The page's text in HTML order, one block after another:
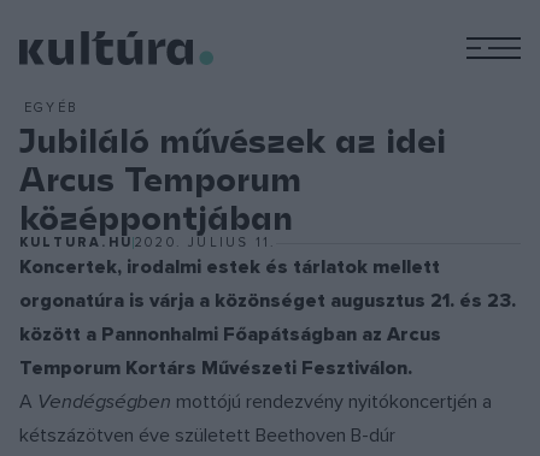
EGYÉB
Jubiláló művészek az idei
Arcus Temporum
középpontjában
KULTURA.HU 2020. JÚLIUS 11.
Koncertek, irodalmi estek és tárlatok mellett
orgonatúra is várja a közönséget augusztus 21. és 23.
között a Pannonhalmi Főapátságban az Arcus
Temporum Kortárs Művészeti Fesztiválon.
A Vendégségben mottójú rendezvény nyitókoncertjén a
kétszázötven éve született Beethoven B-dúr